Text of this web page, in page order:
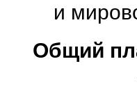
и
Общий